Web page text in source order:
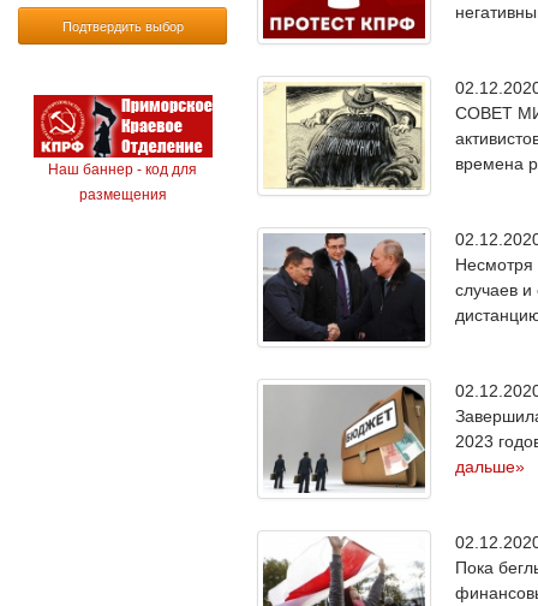
Подтвердить выбор
Наш баннер - код для
размещения
СОВЕТ
времена
Несмотря
случаев
2023
дальше»
Пока